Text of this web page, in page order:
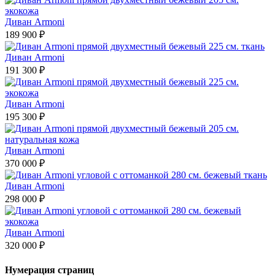
Диван Armoni
189 900 ₽
Диван Armoni
191 300 ₽
Диван Armoni
195 300 ₽
Диван Armoni
370 000 ₽
Диван Armoni
298 000 ₽
Диван Armoni
320 000 ₽
Нумерация страниц